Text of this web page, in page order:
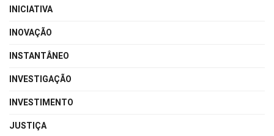
INICIATIVA
INOVAÇÃO
INSTANTÂNEO
INVESTIGAÇÃO
INVESTIMENTO
JUSTIÇA